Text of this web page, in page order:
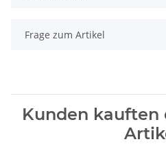
Frage zum Artikel
Kunden kauften